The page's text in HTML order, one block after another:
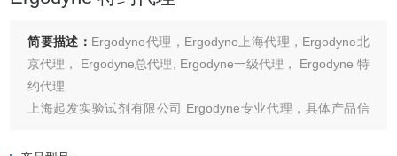
简要描述： Ergodyne代理，Ergodyne上海代理，Ergodyne北
京代理， Ergodyne总代理, Ergodyne一级代理， Ergodyne 特
约代理
上海起发实验试剂有限公司 Ergodyne专业代理，具体产品信